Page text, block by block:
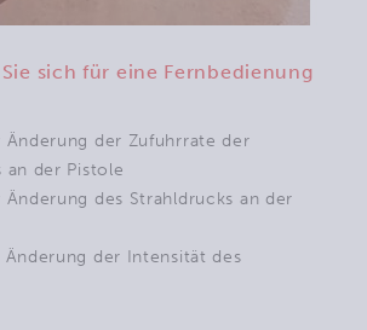
sich für eine Fernbedienung
der Zufuhrrate der
an der Pistole
des Strahldrucks an der
der Intensität des